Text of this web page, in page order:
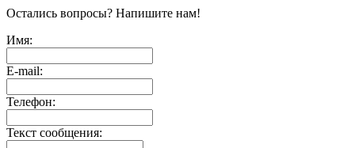
Остались вопросы? Напишите нам!
Имя:
E-mail:
Телефон:
Текст сообщения: